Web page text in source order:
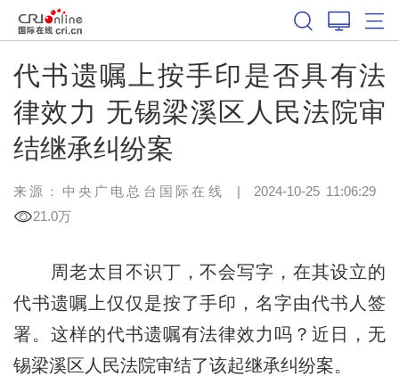
代书遗嘱上按手印是否具有法
律效力 无锡梁溪区人民法院审
结继承纠纷案
来源：中央广电总台国际在线 | 2024-10-25 11:06:29
21.0万
周老太目不识丁，不会写字，在其设立的
代书遗嘱上仅仅是按了手印，名字由代书人签
署。这样的代书遗嘱有法律效力吗？近日，无
锡梁溪区人民法院审结了该起继承纠纷案。